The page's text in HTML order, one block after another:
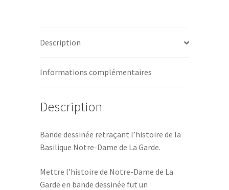
Description
Informations complémentaires
Description
Bande dessinée retraçant l’histoire de la
Basilique Notre-Dame de La Garde.
Mettre l’histoire de Notre-Dame de La
Garde en bande dessinée fut un